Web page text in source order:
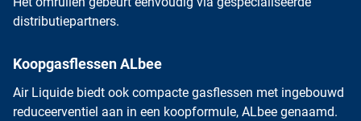
distributiepartners.
Koopgasflessen ALbee
Air Liquide biedt ook compacte gasflessen met ingebouwd
reduceerventiel aan in een koopformule, ALbee genaamd.